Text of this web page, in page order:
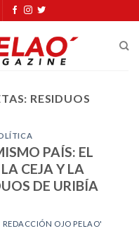
RESIDUOS
PAÍS: EL
CEJA Y LA
DE URIBÍA
REDACCIÓN OJO PELAO'